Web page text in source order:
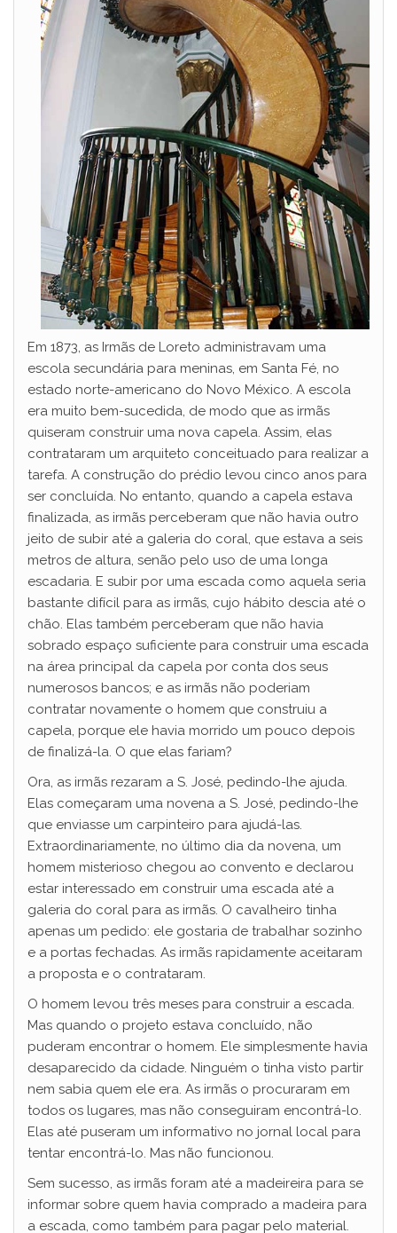
Em 1873, as Irmãs de Loreto administravam uma
escola secundária para meninas, em Santa Fé, no
estado norte-americano do Novo México. A escola
era muito bem-sucedida, de modo que as irmãs
quiseram construir uma nova capela. Assim, elas
contrataram um arquiteto conceituado para realizar a
tarefa. A construção do prédio levou cinco anos para
ser concluída. No entanto, quando a capela estava
finalizada, as irmãs perceberam que não havia outro
jeito de subir até a galeria do coral, que estava a seis
metros de altura, senão pelo uso de uma longa
escadaria. E subir por uma escada como aquela seria
bastante difícil para as irmãs, cujo hábito descia até o
chão. Elas também perceberam que não havia
sobrado espaço suficiente para construir uma escada
na área principal da capela por conta dos seus
numerosos bancos; e as irmãs não poderiam
contratar novamente o homem que construiu a
capela, porque ele havia morrido um pouco depois
de finalizá-la. O que elas fariam?
Ora, as irmãs rezaram a S. José, pedindo-lhe ajuda.
Elas começaram uma novena a S. José, pedindo-lhe
que enviasse um carpinteiro para ajudá-las.
Extraordinariamente, no último dia da novena, um
homem misterioso chegou ao convento e declarou
estar interessado em construir uma escada até a
galeria do coral para as irmãs. O cavalheiro tinha
apenas um pedido: ele gostaria de trabalhar sozinho
e a portas fechadas. As irmãs rapidamente aceitaram
a proposta e o contrataram.
O homem levou três meses para construir a escada.
Mas quando o projeto estava concluído, não
puderam encontrar o homem. Ele simplesmente havia
desaparecido da cidade. Ninguém o tinha visto partir
nem sabia quem ele era. As irmãs o procuraram em
todos os lugares, mas não conseguiram encontrá-lo.
Elas até puseram um informativo no jornal local para
tentar encontrá-lo. Mas não funcionou.
Sem sucesso, as irmãs foram até a madeireira para se
informar sobre quem havia comprado a madeira para
a escada, como também para pagar pelo material.